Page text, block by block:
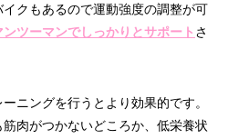
クもあるので運動強度の調整が可
ツーマンでしっかりとサポート さ
ニングを行うとより効果的です。
肉がつかないどころか、低栄養状